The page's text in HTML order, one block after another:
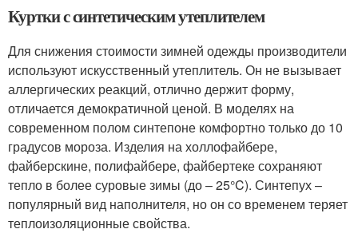
Куртки с синтетическим утеплителем
Для снижения стоимости зимней одежды производители
используют искусственный утеплитель. Он не вызывает
аллергических реакций, отлично держит форму,
отличается демократичной ценой. В моделях на
современном полом синтепоне комфортно только до 10
градусов мороза. Изделия на холлофайбере,
файберскине, полифайбере, файбертеке сохраняют
тепло в более суровые зимы (до – 25°C). Синтепух –
популярный вид наполнителя, но он со временем теряет
теплоизоляционные свойства.